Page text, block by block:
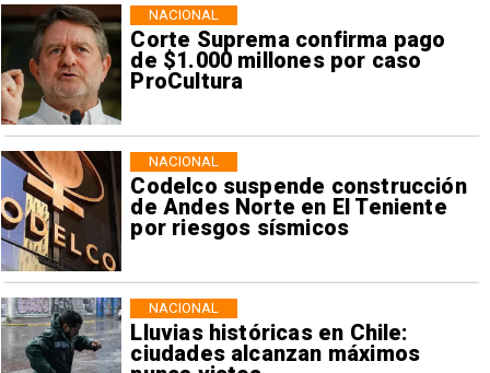
Corte Suprema confirma pago
de $1.000 millones por caso
ProCultura
NACIONAL
Codelco suspende construcción
de Andes Norte en El Teniente
por riesgos sísmicos
NACIONAL
Lluvias históricas en Chile:
ciudades alcanzan máximos
NACIONAL